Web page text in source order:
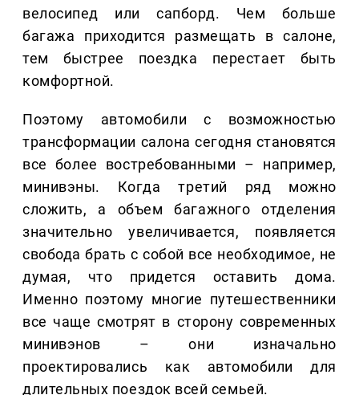
велосипед или сапборд. Чем больше
багажа приходится размещать в салоне,
тем быстрее поездка перестает быть
комфортной.
Поэтому автомобили с возможностью
трансформации салона сегодня становятся
все более востребованными – например,
минивэны. Когда третий ряд можно
сложить, а объем багажного отделения
значительно увеличивается, появляется
свобода брать с собой все необходимое, не
думая, что придется оставить дома.
Именно поэтому многие путешественники
все чаще смотрят в сторону современных
минивэнов – они изначально
проектировались как автомобили для
длительных поездок всей семьей.